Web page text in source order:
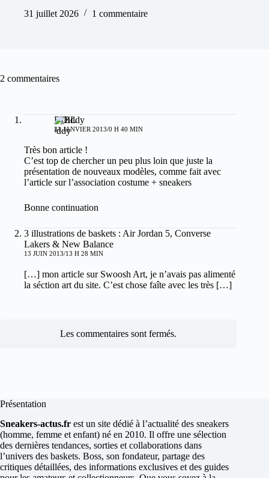
31 juillet 2026
1 commentaire
2 commentaires
BDiddy
31 JANVIER 2013/0 H 40 MIN
Très bon article !
C’est top de chercher un peu plus loin que juste la
présentation de nouveaux modèles, comme fait avec
l’article sur l’association costume + sneakers
Bonne continuation
3 illustrations de baskets : Air Jordan 5, Converse
Lakers & New Balance
13 JUIN 2013/13 H 28 MIN
[…] mon article sur Swoosh Art, je n’avais pas alimenté
la séction art du site. C’est chose faîte avec les très […]
Les commentaires sont fermés.
Présentation
Sneakers-actus.fr est un site dédié à l’actualité des sneakers
(homme, femme et enfant) né en 2010. Il offre une sélection
des dernières tendances, sorties et collaborations dans
l’univers des baskets. Boss, son fondateur, partage des
critiques détaillées, des informations exclusives et des guides